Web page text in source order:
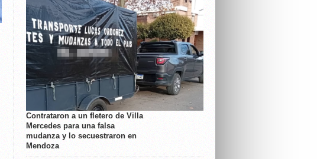
Contrataron a un fletero de Villa
Mercedes para una falsa
mudanza y lo secuestraron en
Mendoza